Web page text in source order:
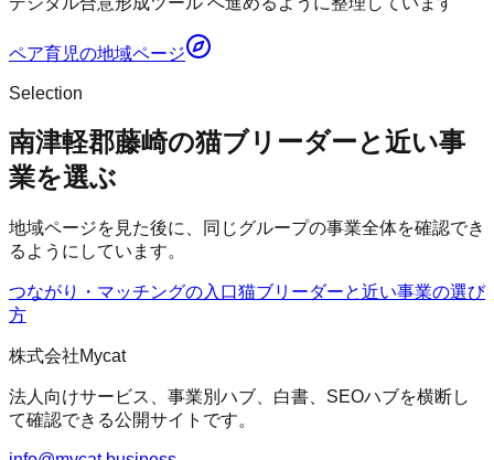
ペア育児の地域ページ
Selection
南津軽郡藤崎の猫ブリーダーと近い事
業を選ぶ
地域ページを見た後に、同じグループの事業全体を確認でき
るようにしています。
つながり・マッチングの入口猫ブリーダーと近い事業の選び
方
株式会社Mycat
法人向けサービス、事業別ハブ、白書、SEOハブを横断し
て確認できる公開サイトです。